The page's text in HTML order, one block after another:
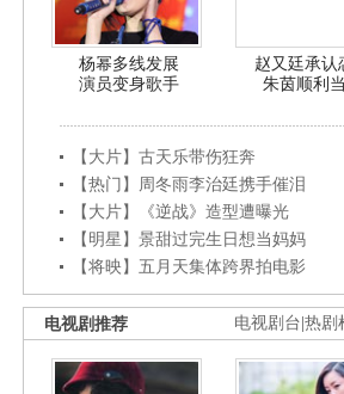
杨幂多线发展
演员变身歌手
赵又廷承认
朱茵顺利
【大片】古天乐带伤狂奔
【热门】周冬雨李治廷携手催泪
【大片】《逆战》造型遭曝光
【明星】景甜过完生日想当妈妈
【将映】五月天集体跨界拍电影
电视剧台 热剧
电视剧推荐